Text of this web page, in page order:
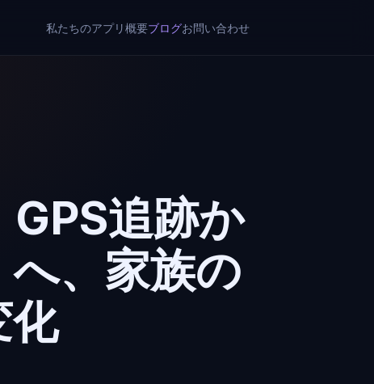
私たちのアプリ概要ブログお問い合わせ
追跡か
、家族の
化